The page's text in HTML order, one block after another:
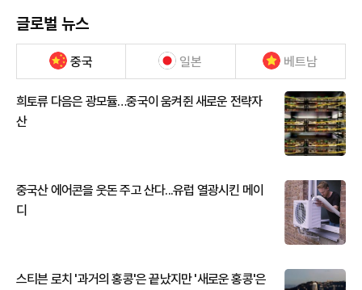
글로벌 뉴스
중국 일본 베트남
희토류 다음은 광모듈…중국이 움켜쥔 새로운 전략자
산
중국산 에어콘을 웃돈 주고 산다...유럽 열광시킨 메이
디
스티븐 로치 '과거의 홍콩'은 끝났지만 '새로운 홍콩'은